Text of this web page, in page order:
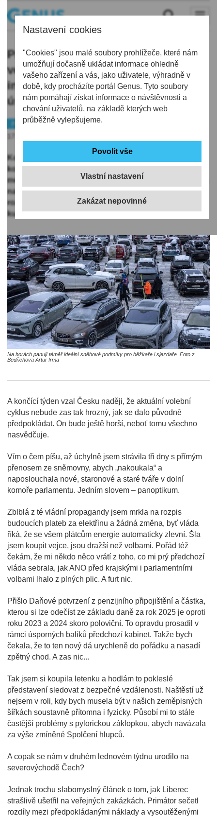
Nastavení cookies
"Cookies" jsou malé soubory prohlížeče, které nám
umožňují dočasně ukládat informace ohledně
vašeho zařízení a vás, jako uživatele, výhradně v
době, kdy procházíte portál Genus. Tyto soubory
nám pomáhají získat informace o návštěvnosti a
chování uživatelů, na základě kterých web
průběžně vylepšujeme.
Vlastní nastavení
Právě proto, aby se realizace
veřejných zakázek zlevnila, existuje
institut výběrových řízení. Vykázané
úspory jsou ale pouhé PR
Inventura
Politika
Končící týden dal Česku vládu s důvěrou, která je
konkrétně pro mne vysoce nedůvěryhodná. Je to po
mém soudu zosobněný trapas, tupá tuzemská varianta
na Spolčení hlupců. Do této party počítám i všechny
roztleskávače tohoto nového Kabinetu politických
kuriozit.
Na horách panují téměř ideální sněhové podmíky pro běžkaře i sjezdaře. Foto z
Bedřichova Artur Irma
A končící týden vzal Česku naději, že aktuální volební
cyklus nebude zas tak hrozný, jak se dalo původně
předpokládat. On bude ještě horší, neboť tomu všechno
nasvědčuje.
Vím o čem píšu, až úchylně jsem strávila tři dny s přímým
přenosem ze sněmovny, abych „nakoukala“ a
naposlouchala nové, staronové a staré tváře v dolní
komoře parlamentu. Jedním slovem – panoptikum.
Zblblá z té vládní propagandy jsem mrkla na rozpis
budoucích plateb za elektřinu a žádná změna, byť vláda
říká, že se všem plátcům energie automaticky zlevní. Šla
jsem koupit vejce, jsou dražší než volbami. Pořád též
čekám, že mi někdo něco vrátí z toho, co mi prý předchozí
vláda sebrala, jak ANO před krajskými i parlamentními
volbami lhalo z plných plic. A furt nic.
Přišlo Daňové potvrzení z penzijního připojištění a částka,
kterou si lze odečíst ze základu daně za rok 2025 je oproti
roku 2023 a 2024 skoro poloviční. To opravdu prosadil v
rámci úsporných balíků předchozí kabinet. Takže bych
čekala, že to ten nový dá urychleně do pořádku a nasadí
zpětný chod. A zas nic...
Tak jsem si koupila letenku a hodlám to pokleslé
představení sledovat z bezpečné vzdálenosti. Naštěstí už
nejsem v roli, kdy bych musela být v našich zeměpisných
šířkách soustavně přítomna i fyzicky. Působí mi to stále
častější problémy s pylorickou záklopkou, abych navázala
za výše zmíněné Spolčení hlupců.
A copak se nám v druhém lednovém týdnu urodilo na
severovýchodě Čech?
Jednak trochu slabomyslný článek o tom, jak Liberec
strašlivě ušetřil na veřejných zakázkách. Primátor sečetl
rozdíly mezi předpokládanými náklady a vysoutěženými